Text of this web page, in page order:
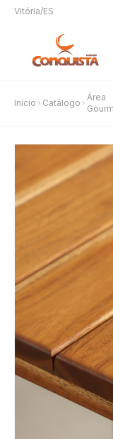
Vitória/ES
Início Catálogo
Área